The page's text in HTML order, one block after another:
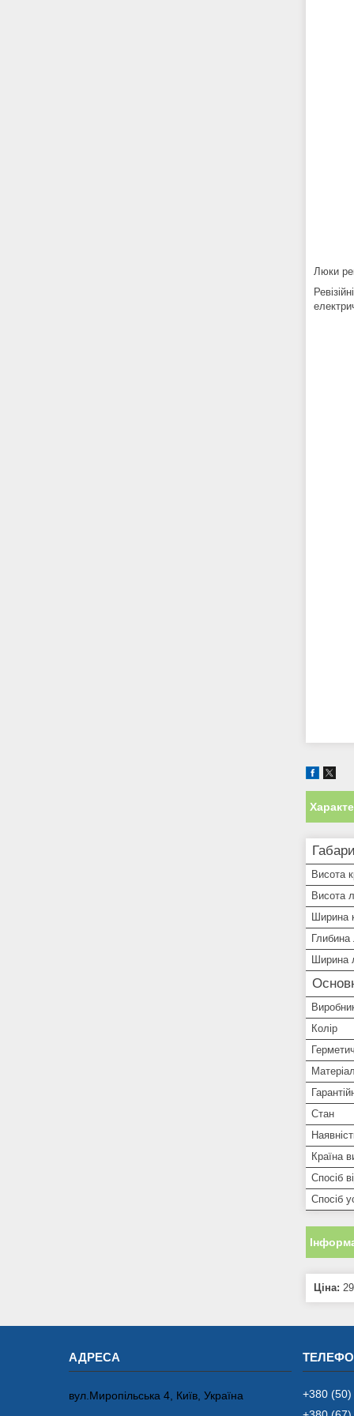
Люки
Висота
Висота
Ширина
Ширина
Колір
Стан
Країна
Спосіб
Спосіб
Ціна:
вул.Миропільська 4, Київ, Україна
+380 (50)